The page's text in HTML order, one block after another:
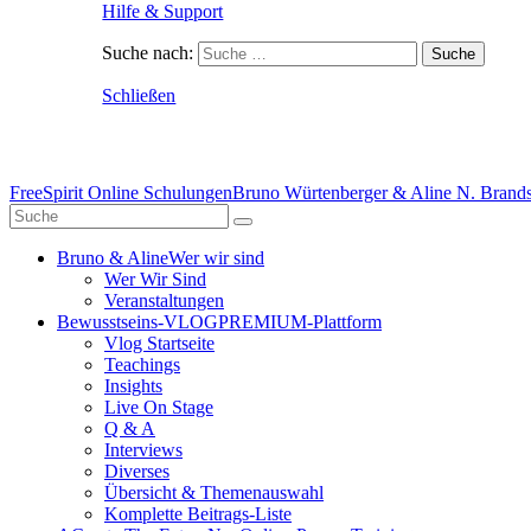
Hilfe & Support
Suche nach:
Schließen
FreeSpirit Online SchulungenBruno Würtenberger & Aline N.
Bruno & AlineWer wir sind
Wer Wir Sind
Veranstaltungen
Bewusstseins-VLOGPREMIUM-Plattform
Vlog Startseite
Teachings
Insights
Live On Stage
Q & A
Interviews
Diverses
Übersicht & Themenauswahl
Komplette Beitrags-Liste